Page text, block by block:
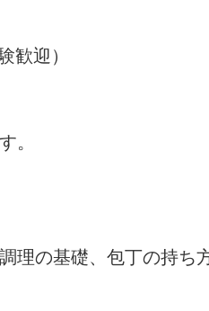
迎）
。
理の基礎、包丁の持ち